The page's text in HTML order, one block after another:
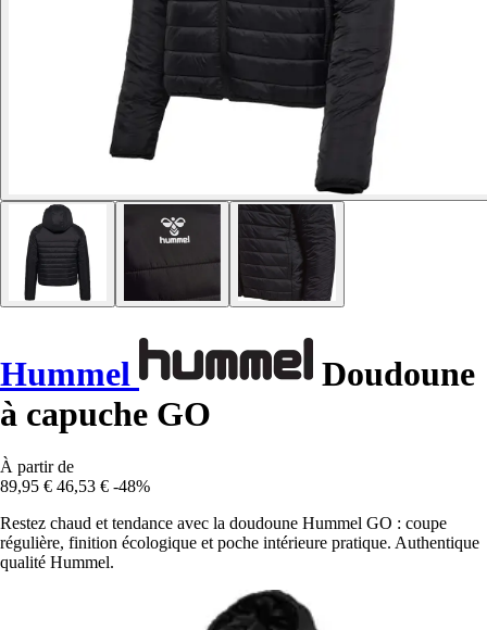
Hummel
Doudoune
à capuche GO
À partir de
89,95 € 46,53 € -48%
Restez chaud et tendance avec la doudoune Hummel GO : coupe
régulière, finition écologique et poche intérieure pratique. Authentique
qualité Hummel.